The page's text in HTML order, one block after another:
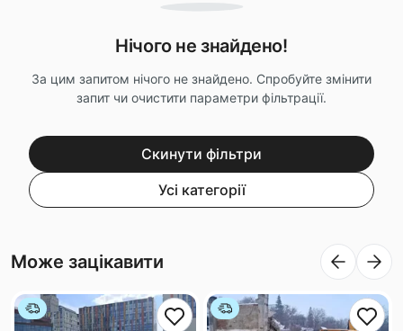
Нічого не знайдено!
За цим запитом нічого не знайдено. Спробуйте змінити
запит чи очистити параметри фільтрації.
Скинути фільтри
Усі категорії
Може зацікавити